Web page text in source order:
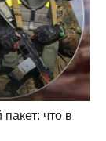
что в